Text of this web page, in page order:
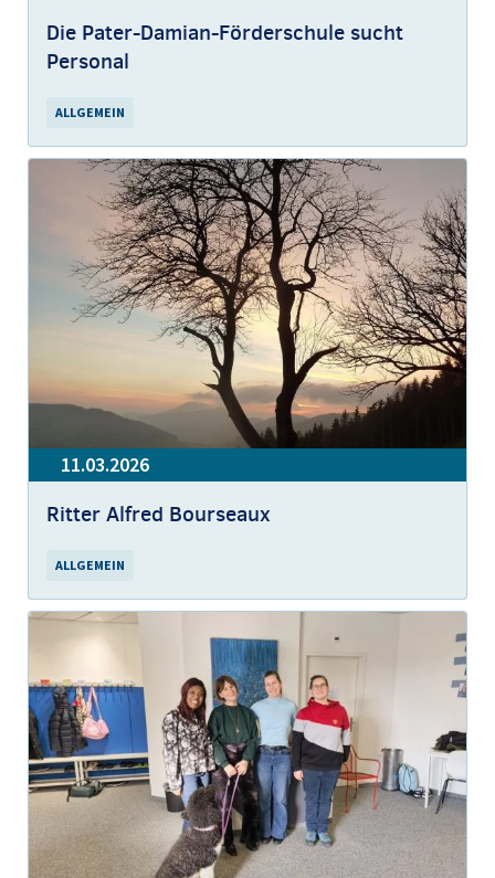
Die Pater-Damian-Förderschule sucht
Personal
ALLGEMEIN
11.03.2026
Ritter Alfred Bourseaux
ALLGEMEIN